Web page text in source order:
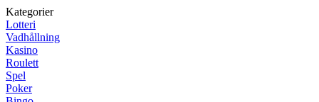
Kategorier
Lotteri
Vadhållning
Kasino
Roulett
Spel
Poker